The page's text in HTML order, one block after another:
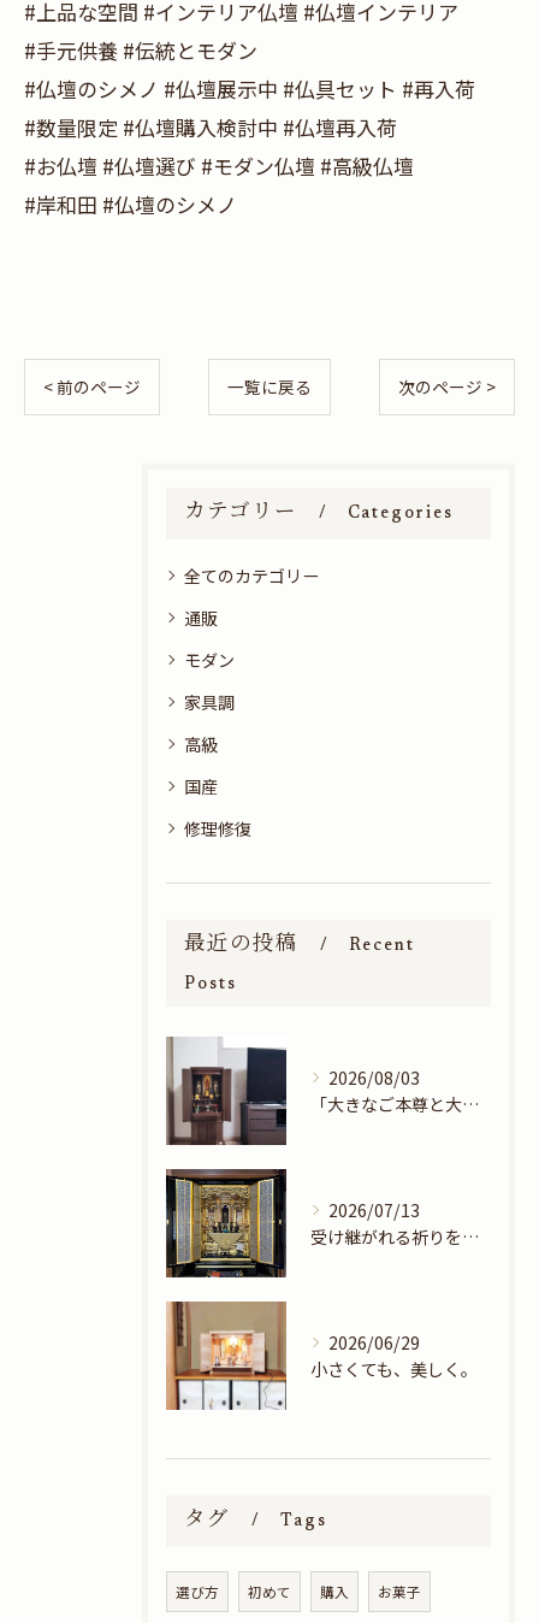
#上品な空間 #インテリア仏壇 #仏壇インテリア
#手元供養 #伝統とモダン
#仏壇のシメノ #仏壇展示中 #仏具セット #再入荷
#数量限定 #仏壇購入検討中 #仏壇再入荷
#お仏壇 #仏壇選び #モダン仏壇 #高級仏壇
#岸和田 #仏壇のシメノ
< 前のページ 一覧に戻る 次のページ >
カテゴリー Categories
全てのカテゴリー
通販
モダン
家具調
高級
国産
修理修復
最近の投稿 Recent
Posts
2026/08/03
「大きなご本尊と大きなお位牌」
2026/07/13
受け継がれる祈りを未来へ―美しく蘇った大型金仏壇―
2026/06/29
小さくても、美しく。
タグ Tags
選び方 初めて 購入 お菓子